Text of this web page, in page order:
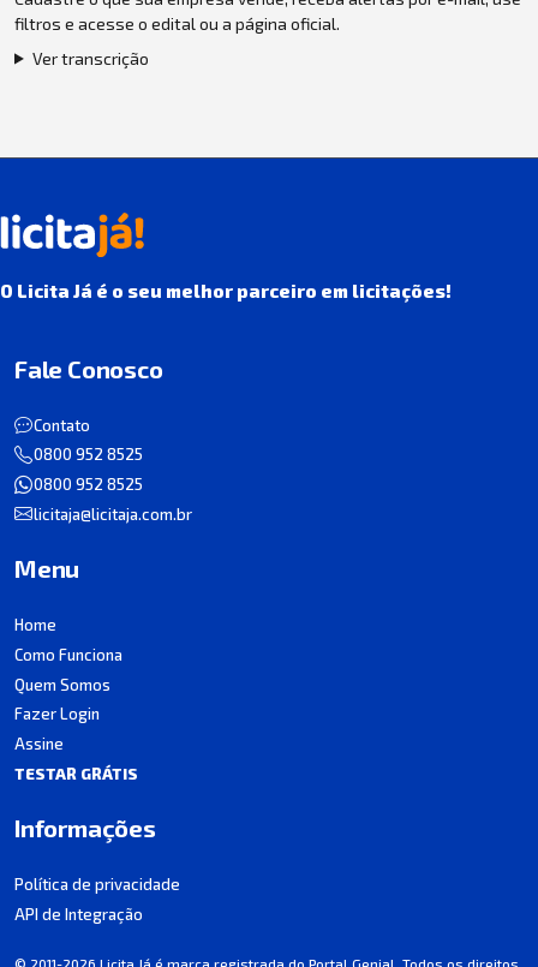
filtros e acesse o edital ou a página oficial.
Ver transcrição
O Licita Já é o seu melhor parceiro em licitações!
Fale Conosco
Contato
0800 952 8525
0800 952 8525
licitaja@licitaja.com.br
Menu
Home
Como Funciona
Quem Somos
Fazer Login
Assine
TESTAR GRÁTIS
Informações
Política de privacidade
API de Integração
© 2011-2026 Licita Já é marca registrada do Portal Genial. Todos os direitos